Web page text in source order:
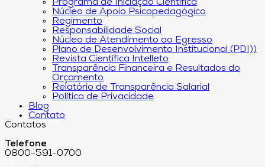
Programa de Iniciação Científica
Núcleo de Apoio Psicopedagógico
Regimento
Responsabilidade Social
Núcleo de Atendimento ao Egresso
Plano de Desenvolvimento Institucional (PDI))
Revista Científica Intelleto
Transparência Financeira e Resultados do
Orçamento
Relatório de Transparência Salarial
Política de Privacidade
Blog
Contato
Contatos
Telefone
0800-591-0700